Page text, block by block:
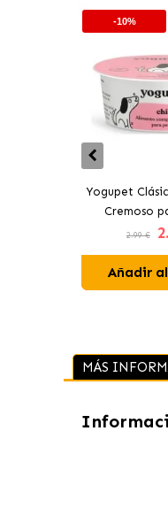
-10%
Yogupet
Cremoso
2.99 € 2
Añadir
MÁS